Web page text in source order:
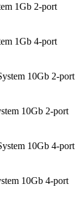
1Gb 2-port
1Gb 4-port
10Gb 2-port
10Gb 2-port
10Gb 4-port
10Gb 4-port